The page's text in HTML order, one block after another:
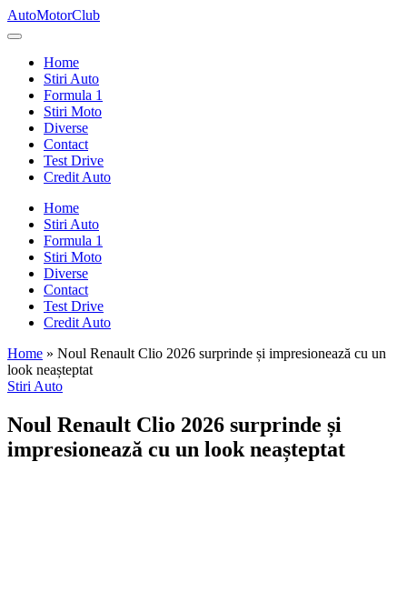
Skip
to
AutoMotorClub
Totul
masini
pasionatii
masini
Home
Stiri Auto
Formula 1
Stiri Moto
Diverse
Contact
Test Drive
Credit Auto
Home
Stiri Auto
Formula 1
Stiri Moto
Diverse
Contact
Test Drive
Credit Auto
Home » Noul Renault Clio 2026 surprinde și impresionează cu un
look neașteptat
Posted
Stiri Auto
Noul Renault Clio 2026 surprinde și
impresionează cu un look neașteptat